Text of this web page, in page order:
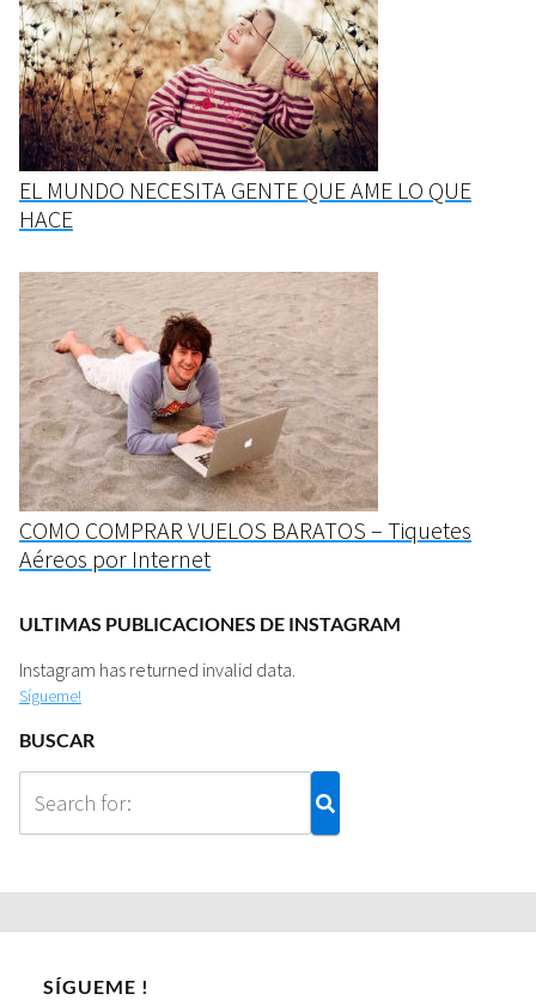
EL MUNDO NECESITA GENTE QUE AME LO QUE
HACE
COMO COMPRAR VUELOS BARATOS – Tiquetes
Aéreos por Internet
ULTIMAS PUBLICACIONES DE INSTAGRAM
Instagram has returned invalid data.
Sígueme!
BUSCAR
SÍGUEME !